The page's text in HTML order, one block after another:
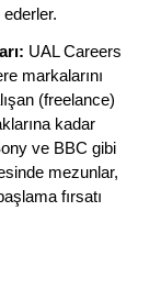
ederler.
UAL Careers
markalarını
(freelance)
kadar
ve BBC gibi
mezunlar,
fırsatı